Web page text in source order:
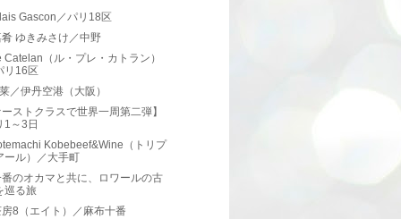
Gascon／パリ18区
ゆきみさけ／中野
Catelan（ル・プレ・カトラン）
リ16区
／伊丹空港（大阪）
ストクラスで世界一周第二弾】
1～3日
Kobebeef&Wine（トリプ
ール）／大手町
のオカマと共に、ロワールの古
巡る旅
8（エイト）／麻布十番